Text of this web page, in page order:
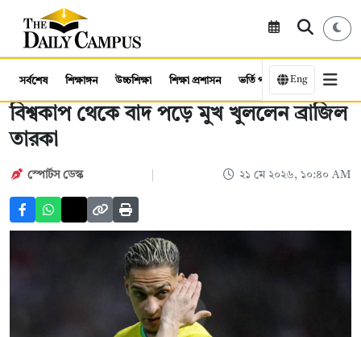
সর্বশেষ শিক্ষাঙ্গন উচ্চশিক্ষা শিক্ষা প্রশাসন ভর্তি পরীক্ষা কর্মসংস্থান
Eng
বিশ্বকাপ থেকে বাদ পড়ে মুখ খুললেন ব্রাজিল
তারকা
স্পোর্টস ডেস্ক ২১ মে ২০২৬, ১০:৪০ AM